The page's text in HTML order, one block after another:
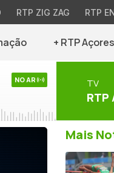
RTP ZIG ZAG RTP
+ RTP Açores
NO AR TV
RTP
Mais